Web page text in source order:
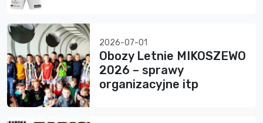
2026-07-01
Obozy Letnie MIKOSZEWO
2026 – sprawy
organizacyjne itp